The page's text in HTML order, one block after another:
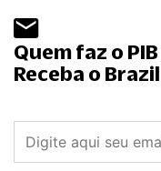
Quem faz o
Receba o